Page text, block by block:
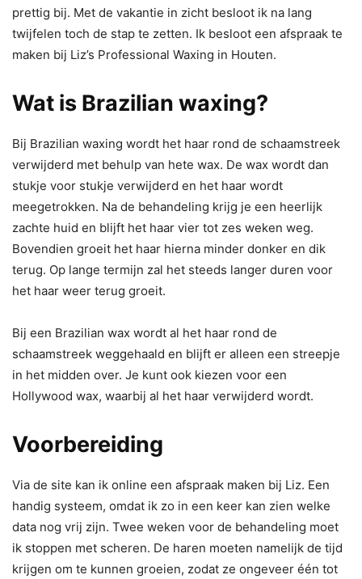
prettig bij. Met de vakantie in zicht besloot ik na lang
twijfelen toch de stap te zetten. Ik besloot een afspraak te
maken bij Liz’s Professional Waxing in Houten.
Wat is Brazilian waxing?
Bij Brazilian waxing wordt het haar rond de schaamstreek
verwijderd met behulp van hete wax. De wax wordt dan
stukje voor stukje verwijderd en het haar wordt
meegetrokken. Na de behandeling krijg je een heerlijk
zachte huid en blijft het haar vier tot zes weken weg.
Bovendien groeit het haar hierna minder donker en dik
terug. Op lange termijn zal het steeds langer duren voor
het haar weer terug groeit.
Bij een Brazilian wax wordt al het haar rond de
schaamstreek weggehaald en blijft er alleen een streepje
in het midden over. Je kunt ook kiezen voor een
Hollywood wax, waarbij al het haar verwijderd wordt.
Voorbereiding
Via de site kan ik online een afspraak maken bij Liz. Een
handig systeem, omdat ik zo in een keer kan zien welke
data nog vrij zijn. Twee weken voor de behandeling moet
ik stoppen met scheren. De haren moeten namelijk de tijd
krijgen om te kunnen groeien, zodat ze ongeveer één tot